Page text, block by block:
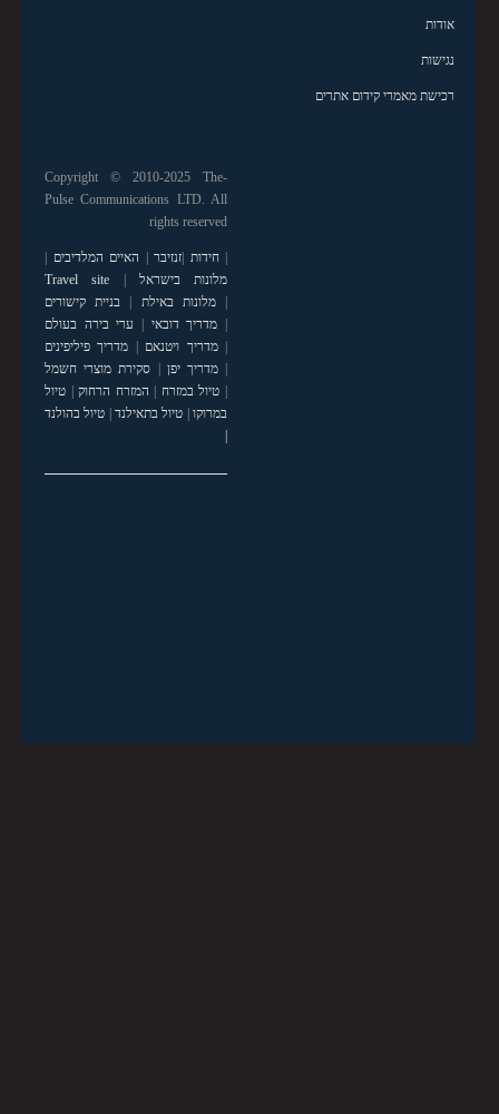
אודות
נגישות
רכישת מאמרי קידום אתרים
Copyright © 2010-2025 The-
Pulse Communications LTD. All
rights reserved
|חידות |זנזיבר | האיים המלדיבים |
מלונות בישראל |
Travel site
|מלונות באילת | בניית קישורים
| מדריך דובאי | ערי בירה בעולם
|מדריך ויטנאם | מדריך פיליפינים
|מדריך יפן | סקירת מוצרי חשמל
| טיול במזרח | המזרח הרחוק| טיול
במרוקו| טיול בתאילנד| טיול בהולנד
|